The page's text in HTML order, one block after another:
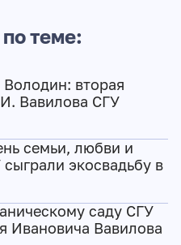
теме:
Володин: вторая
Вавилова СГУ
семьи, любви и
экосвадьбу в
саду СГУ
Ивановича Вавилова